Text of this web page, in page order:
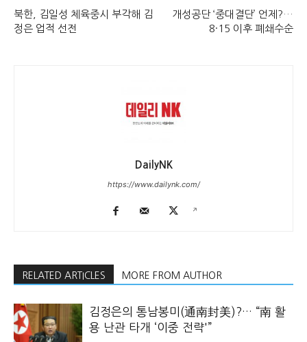
북한, 김일성 체육중시 부각해 김
정은 업적 선전
개성공단 ‘중대결단’ 언제?…
8·15 이후 폐쇄수순
DailyNK
https://www.dailynk.com/
RELATED ARTICLES MORE FROM AUTHOR
김정은의 통남봉미(通南封美)?… “南 활
용 난관 타개 ‘이중 전략'”